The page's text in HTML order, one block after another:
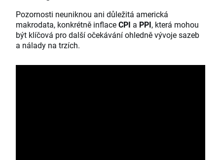
Pozornosti neuniknou ani důležitá americká
makrodata, konkrétně inflaceCPI a PPI, která mohou
být klíčová pro další očekávání ohledně vývoje sazeb
a nálady na trzích.